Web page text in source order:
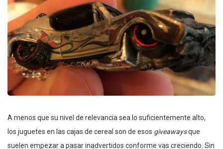
A menos que su nivel de relevancia sea lo suficientemente alto,
los juguetes en las cajas de cereal son de esos giveawaysque
suelen empezar a pasar inadvertidos conforme vas creciendo. Sin